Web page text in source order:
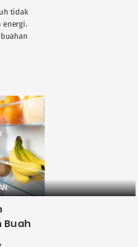
tidak
energi.
Buah